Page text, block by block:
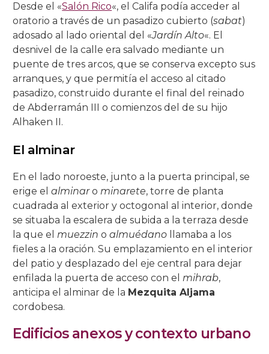
Desde el «Salón Rico«, el Califa podía acceder al
oratorio a través de un pasadizo cubierto (sabat)
adosado al lado oriental del «Jardín Alto«. El
desnivel de la calle era salvado mediante un
puente de tres arcos, que se conserva excepto sus
arranques, y que permitía el acceso al citado
pasadizo, construido durante el final del reinado
de Abderramán III o comienzos del de su hijo
Alhaken II.
El alminar
En el lado noroeste, junto a la puerta principal, se
erige elalminarominarete, torre de planta
cuadrada al exterior y octogonal al interior, donde
se situaba la escalera de subida a la terraza desde
la que elmuezzin oalmuédano llamaba a los
fieles a la oración. Su emplazamiento en el interior
del patio y desplazado del eje central para dejar
enfilada la puerta de acceso con elmihrab,
anticipa el alminar de la Mezquita Aljama
cordobesa.
Edificios anexos y contexto urbano